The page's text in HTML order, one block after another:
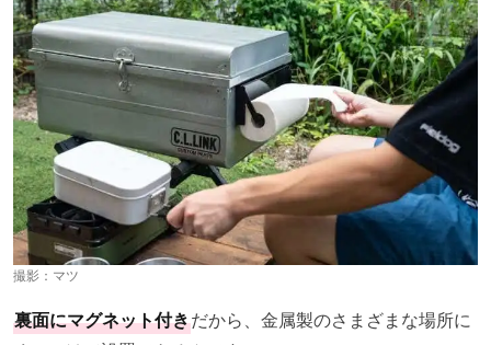
撮影：マツ
裏面にマグネット付きだから、金属製のさまざまな場所に